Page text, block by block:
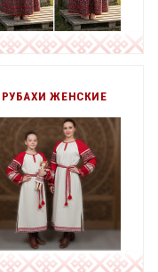
РУБАХИ ЖЕНСКИЕ